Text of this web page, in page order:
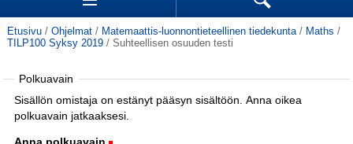
Etusivu / Ohjelmat / Matemaattis-luonnontieteellinen tiedekunta / Maths /
TILP100 Syksy 2019 / Suhteellisen osuuden testi
Polkuavain
Sisällön omistaja on estänyt pääsyn sisältöön. Anna oikea
polkuavain jatkaaksesi.